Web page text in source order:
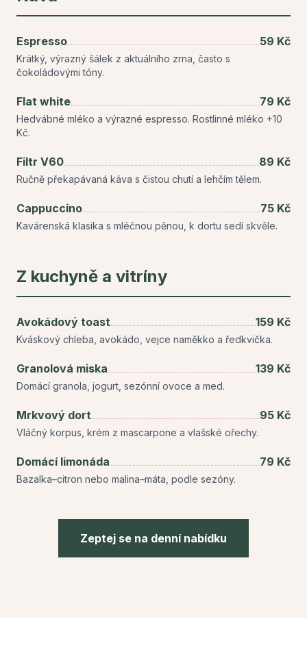
Espresso 59 Kč
Krátký, výrazný šálek z aktuálního zrna, často s
čokoládovými tóny.
Flat white 79 Kč
Hedvábné mléko a výrazné espresso. Rostlinné mléko +10
Kč.
Filtr V60 89 Kč
Ručně překapávaná káva s čistou chutí a lehčím tělem.
Cappuccino 75 Kč
Kavárenská klasika s mléčnou pěnou, k dortu sedí skvěle.
Z kuchyně a vitríny
Avokádový toast 159 Kč
Kváskový chleba, avokádo, vejce naměkko a ředkvička.
Granolová miska 139 Kč
Domácí granola, jogurt, sezónní ovoce a med.
Mrkvový dort 95 Kč
Vláčný korpus, krém z mascarpone a vlašské ořechy.
Domácí limonáda 79 Kč
Bazalka–citron nebo malina–máta, podle sezóny.
Zeptej se na denní nabídku